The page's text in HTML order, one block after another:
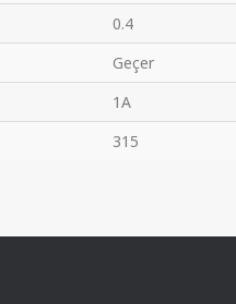
0.4
Geçer
1A
315